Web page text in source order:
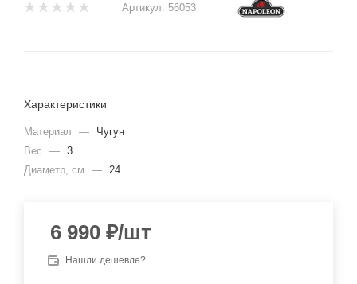
Артикул: 56053
Характеристики
Материал —
Чугун
Вес
— 3
Диаметр, см
— 24
6 990 ₽/шт
Нашли дешевле?